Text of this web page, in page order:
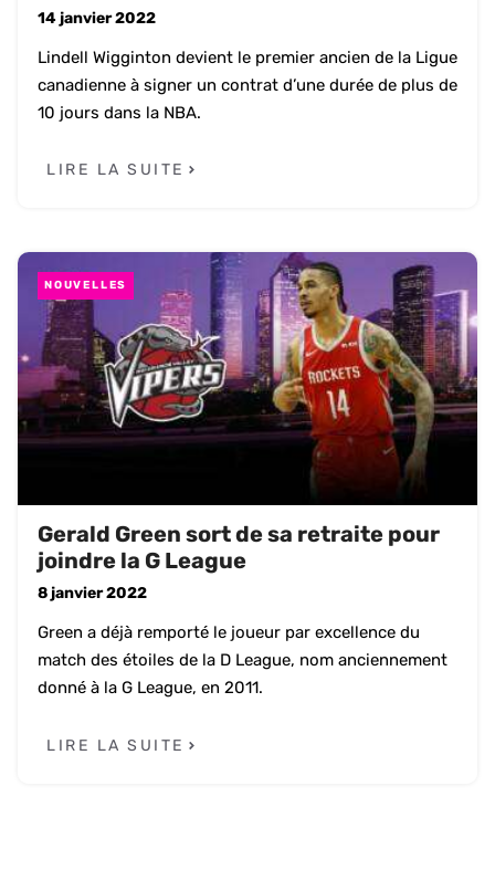
14 janvier 2022
Lindell Wigginton devient le premier ancien de la Ligue
canadienne à signer un contrat d’une durée de plus de
10 jours dans la NBA.
LIRE LA SUITE
NOUVELLES
Gerald Green sort de sa retraite pour
joindre la G League
8 janvier 2022
Green a déjà remporté le joueur par excellence du
match des étoiles de la D League, nom anciennement
donné à la G League, en 2011.
LIRE LA SUITE